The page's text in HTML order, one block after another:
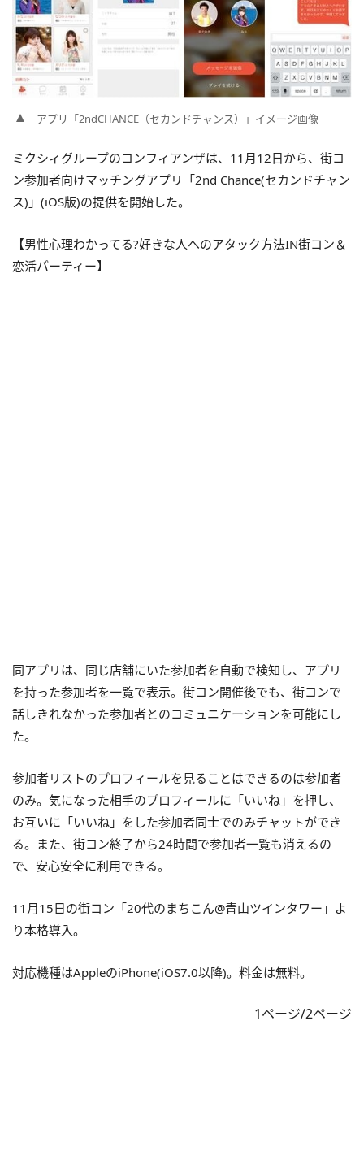
アプリ「2ndCHANCE（セカンドチャンス）」イメージ画像
ミクシィグループのコンフィアンザは、11月12日から、街コ
ン参加者向けマッチングアプリ「2nd Chance(セカンドチャン
ス)」(iOS版)の提供を開始した。
【男性心理わかってる?好きな人へのアタック方法IN街コン＆
恋活パーティー】
同アプリは、同じ店舗にいた参加者を自動で検知し、アプリ
を持った参加者を一覧で表示。街コン開催後でも、街コンで
話しきれなかった参加者とのコミュニケーションを可能にし
た。
参加者リストのプロフィールを見ることはできるのは参加者
のみ。気になった相手のプロフィールに「いいね」を押し、
お互いに「いいね」をした参加者同士でのみチャットができ
る。また、街コン終了から24時間で参加者一覧も消えるの
で、安心安全に利用できる。
11月15日の街コン「20代のまちこん@青山ツインタワー」よ
り本格導入。
対応機種はAppleのiPhone(iOS7.0以降)。料金は無料。
1ページ/2ページ